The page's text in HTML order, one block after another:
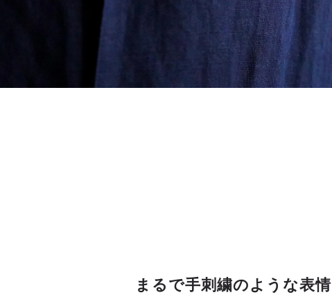
まるで手刺繍のような表情